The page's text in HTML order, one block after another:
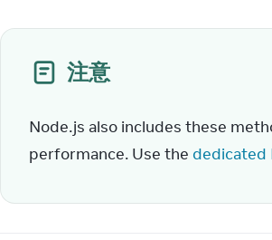
注意
Node.js also includes these
performance. Use the dedicated